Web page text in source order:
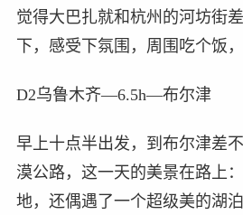
觉得大巴扎就和杭州的河坊街
下，感受下氛围，周围吃个饭
D2乌鲁木齐—6.5h—布尔津
早上十点半出发，到布尔津差
漠公路，这一天的美景在路上
地，还偶遇了一个超级美的湖